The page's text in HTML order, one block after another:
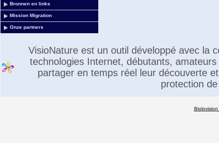
Bronnen en links
Mission Migration
Onze partners
VisioNature est un outil développé avec la
technologies Internet, débutants,
partager en temps réel leur découverte
protection
Biolovision